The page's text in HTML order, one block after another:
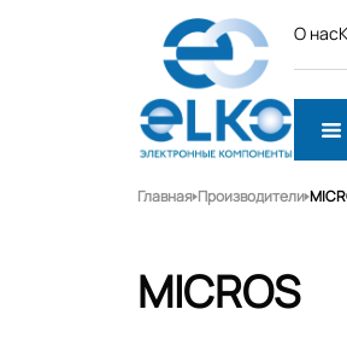
О нас
Главная Производители
MICROS